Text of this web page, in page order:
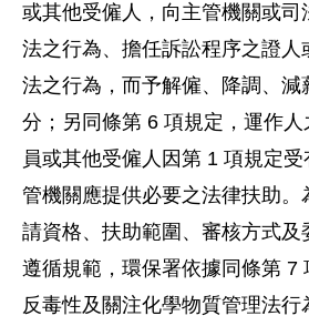
或其他受僱人，向主管機關或司
法之行為、擔任訴訟程序之證人
法之行為，而予解僱、降調、減
分；另同條第 6 項規定，運作人
員或其他受僱人因第 1 項規定
管機關應提供必要之法律扶助。
請資格、扶助範圍、審核方式及
遵循規範，環保署依據同條第 7
反毒性及關注化學物質管理法行